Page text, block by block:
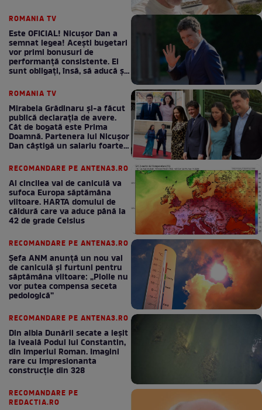
ROMANIA TV
Este OFICIAL! Nicușor Dan a
semnat legea! Acești bugetari
vor primi bonusuri de
performanță consistente. Ei
sunt obligați, însă, să aducă și
ROMANIA TV
Mirabela Grădinaru și-a făcut
publică declarația de avere.
Cât de bogată este Prima
Doamnă. Partenera lui Nicușor
Dan câștigă un salariu foarte
RECOMANDARE PE ANTENA3.RO
Al cincilea val de caniculă va
sufoca Europa săptămâna
viitoare. HARTA domului de
căldură care va aduce până la
42 de grade Celsius
RECOMANDARE PE ANTENA3.RO
Șefa ANM anunță un nou val
de caniculă și furtuni pentru
săptămâna viitoare: „Ploile nu
vor putea compensa seceta
pedologică”
RECOMANDARE PE ANTENA3.RO
Din albia Dunării secate a ieșit
la iveală Podul lui Constantin,
din Imperiul Roman. Imagini
rare cu impresionanta
construcție din 328
RECOMANDARE PE
REDACTIA.RO